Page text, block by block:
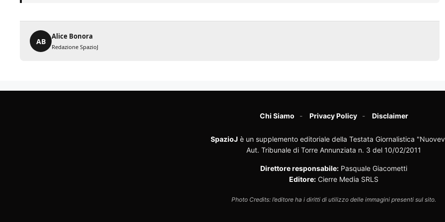
AB
Alice Bonora
Redazione SpazioJ
Chi Siamo Privacy Policy Disclaimer
SpazioJ è un supplemento editoriale della Testata Giornalistica
Aut. Tribunale di Torre Annunziata n. 3 del 10/02/2011
Direttore responsabile: Pasquale Giacometti
Editore: Cierre Media SRLS
Photo Credits: l’editore ha i diritti di utilizzo delle immagini presenti sul sito.